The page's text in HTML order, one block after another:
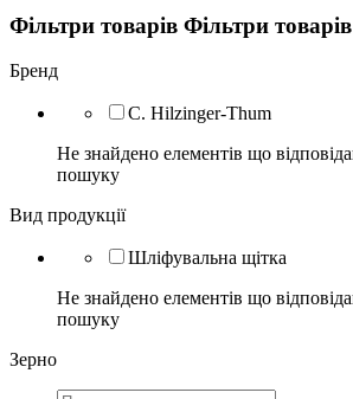
Фільтри товарів Фільтри товарів
Бренд
C. Hilzinger-Thum
Не знайдено елементів що
пошуку
Вид продукції
Шліфувальна щітка
Не знайдено елементів що
пошуку
Зерно